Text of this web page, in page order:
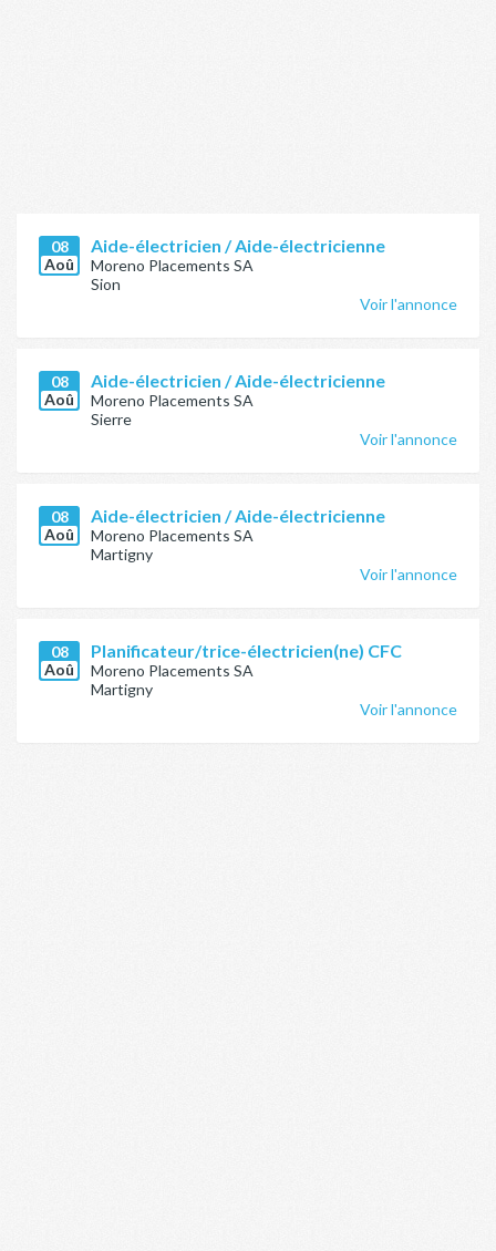
08
Aoû
Aide-électricien / Aide-électricienne
Moreno Placements SA
Sion
Voir l'annonce
08
Aoû
Aide-électricien / Aide-électricienne
Moreno Placements SA
Sierre
Voir l'annonce
08
Aoû
Aide-électricien / Aide-électricienne
Moreno Placements SA
Martigny
Voir l'annonce
08
Aoû
Planificateur/trice-électricien(ne) CFC
Moreno Placements SA
Martigny
Voir l'annonce